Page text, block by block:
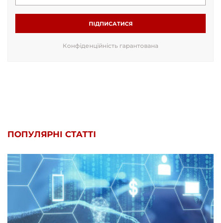
ПІДПИСАТИСЯ
Конфіденційність гарантована
ПОПУЛЯРНІ СТАТТІ